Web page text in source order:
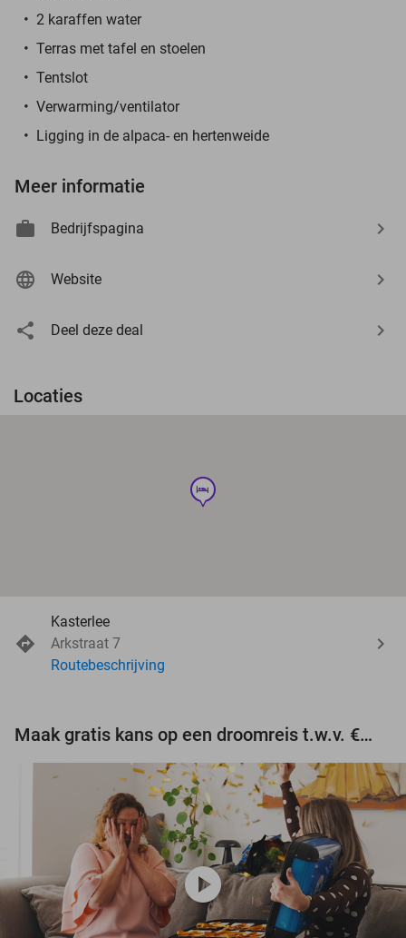
2 karaffen water
Terras met tafel en stoelen
Tentslot
Verwarming/ventilator
Ligging in de alpaca- en hertenweide
Meer informatie
Bedrijfspagina
Website
Deel deze deal
Locaties
hotel
Kasterlee
Arkstraat 7
Routebeschrijving
Maak gratis kans op een droomreis t.w.v. €3.000!
play_circle